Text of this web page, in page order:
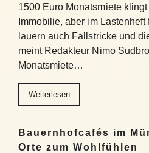
1500 Euro Monatsmiete
Immobilie, aber im
lauern auch Fallstricke und
meint Redakteur Nimo
Monatsmiete…
Weiterlesen
Bauernhofcafés im
Orte zum Wohlfühlen